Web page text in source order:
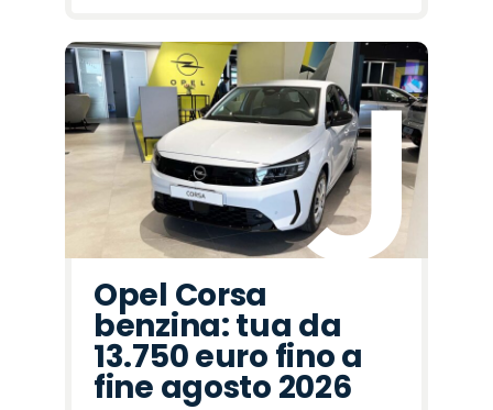
Opel Corsa
benzina: tua da
13.750 euro fino a
fine agosto 2026